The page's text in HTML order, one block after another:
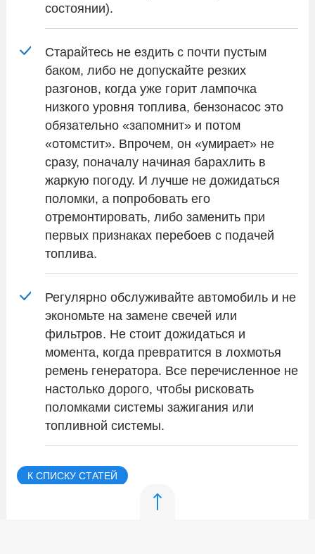
состоянии).
Старайтесь не ездить с почти пустым
баком, либо не допускайте резких
разгонов, когда уже горит лампочка
низкого уровня топлива, бензонасос это
обязательно «запомнит» и потом
«отомстит». Впрочем, он «умирает» не
сразу, поначалу начиная барахлить в
жаркую погоду. И лучше не дожидаться
поломки, а попробовать его
отремонтировать, либо заменить при
первых признаках перебоев с подачей
топлива.
Регулярно обслуживайте автомобиль и не
экономьте на замене свечей или
фильтров. Не стоит дожидаться и
момента, когда превратится в лохмотья
ремень генератора. Все перечисленное не
настолько дорого, чтобы рисковать
поломками системы зажигания или
топливной системы.
К СПИСКУ СТАТЕЙ